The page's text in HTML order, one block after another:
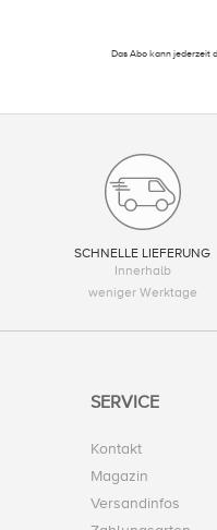
Das Abo kann jederzeit
SCHNELLE LIEFERUNG
Innerhalb
weniger Werktage
SERVICE
Kontakt
Magazin
Versandinfos